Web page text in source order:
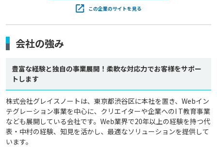
この企業のサイトを見る
会社の強み
豊富な経験と独自の事業展開！柔軟な対応力でお客様をサポー
トします
株式会社グレイスノートは、東京都渋谷区に本社を置き、Webイン
テグレーション事業を中心に、クリエイターや企業へのI T教育事業
なども展開している会社です。Web業界で20年以上の経験を持つ代
表・中村の経験、知見を活かし、最適なソリューションを提供して
います。